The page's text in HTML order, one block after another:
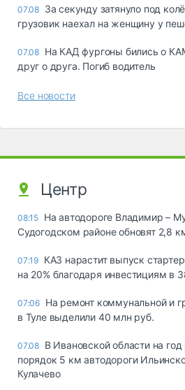
07.08 За секунду затянуло под
грузовик наехал на женщину у
07.08 На КАД фургоны бились о
друг о друга. Погиб водитель
Все новости
Центр
08:15 На автодороге Владимир –
Судогодском районе обновят 2,8
07:19 КАЗ нарастит выпуск
на 20% благодаря инвестициям в
07:06 На ремонт коммунальной и
в Туле выделили 40 млн руб.
07.08 В Ивановской области на
порядок 5 км автодороги
Кулачево